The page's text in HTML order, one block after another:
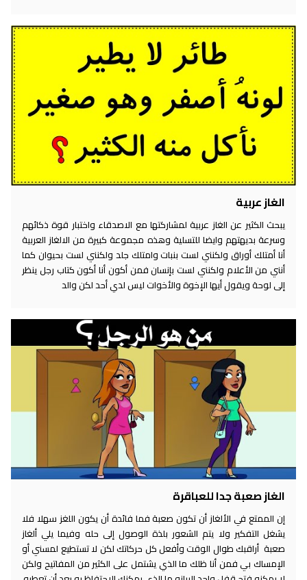
الغاز عربية
يبحث الكثير عن الغاز عربية لمشاركتها مع الاصدقاء واختبار قوة ذكائهم
وسرعة بديهتهم وايضا للتسلية وهذه مجموعة كبيرة من الالغاز العربية
أنا أمتلك أوراق ولكنني لست بنبات وامتلك جلد ولكنني لست بحيوان كما
أنني من الأعلام ولكنني لست بإنسان فمن أكون أنا أكون كتاب رجل ينظر
إلى لوحة ويقول أيها الإخوة والأخوات ليس لدي أحد لكن والد
الغاز صعبة جدا للعباقرة
إن الممتع في الألغاز أن تكون صعبة فما فائدة أن يكون اللغز سهلا فلا
يشغل التفكير ولا يتم الشعور بلذة الوصول إلى حله وفيما يلي ألغاز
صعبة أراقبك طوال الوقت وأفعل كل حركاتك لكن لا تستطيع لمسني أو
الإمساك بي فمن أنا ظلك ما الذي يشتمل على الكثير من المفاتيح ولكن